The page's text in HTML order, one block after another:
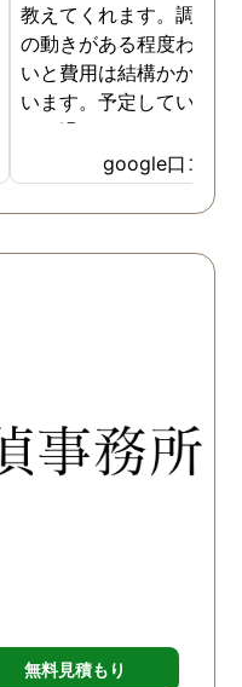
教えてくれます。調査対
の動きがある程度わから
いと費用は結構かかると
います。予定していた時
より過ぎてしまいました
が、そのまま調査してい
だき、しっかり証拠取れ
した。あ、もちろん過ぎ
調査が終わって今後どう
とうございました。
google口コミ
無料見積もり